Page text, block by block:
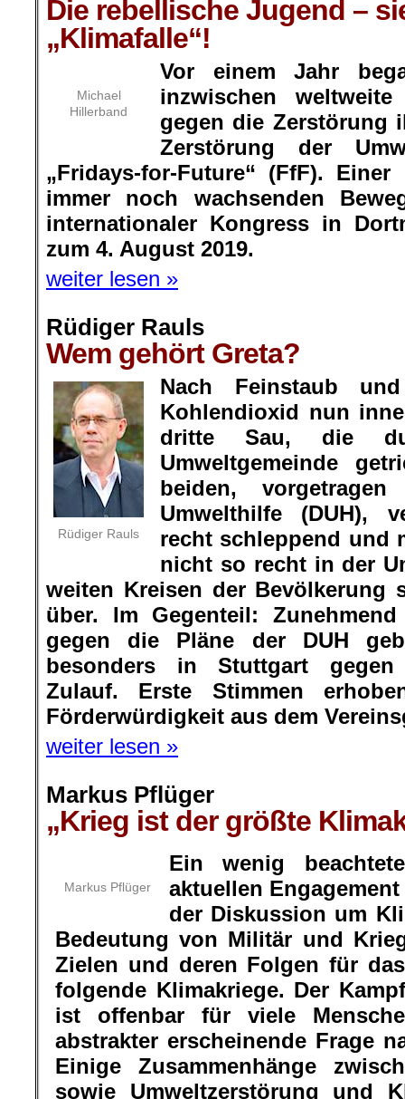
Die rebellische Jugend –
„Klimafalle“!
Michael
Hillerband
Vor einem Jahr
inzwischen
gegen die Zerstörung
Zerstörung der
„Fridays-for-Future“ (FfF).
immer noch wachsenden
internationaler Kongress in
zum 4. August 2019.
weiter lesen »
Rüdiger Rauls
Wem gehört Greta?
Rüdiger Rauls
Nach Feinstaub
Kohlendioxid nun
dritte Sau, die
Umweltgemeinde
beiden,
Umwelthilfe (DUH),
recht schleppend und
nicht so recht in der
weiten Kreisen der Bevölkerung
über. Im Gegenteil:
gegen die Pläne der DUH
besonders in Stuttgart gegen
Zulauf. Erste Stimmen
Förderwürdigkeit aus dem
weiter lesen »
Markus Pflüger
„Krieg ist der größte
Markus Pflüger
Ein wenig
aktuellen
der Diskussion um
Bedeutung von Militär und
Zielen und deren Folgen für
folgende Klimakriege. Der
ist offenbar für viele
abstrakter erscheinende Frage
Einige Zusammenhänge
sowie Umweltzerstörung und